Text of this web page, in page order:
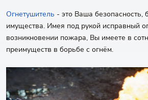
Огнетушитель - это Ваша безопасность,
имущества. Имея под рукой исправный
возникновении пожара, Вы имеете в
преимуществ в борьбе с огнём.